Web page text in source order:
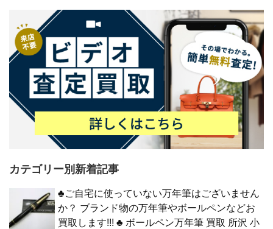
カテゴリー別新着記事
♣ご自宅に使っていない万年筆はございません
か？ ブランド物の万年筆やボールペンなどお
買取します!!! ♣ ボールペン万年筆 買取 所沢 小